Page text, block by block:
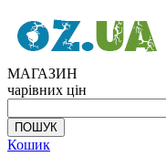
МАГАЗИН
чарівних цін
Кошик